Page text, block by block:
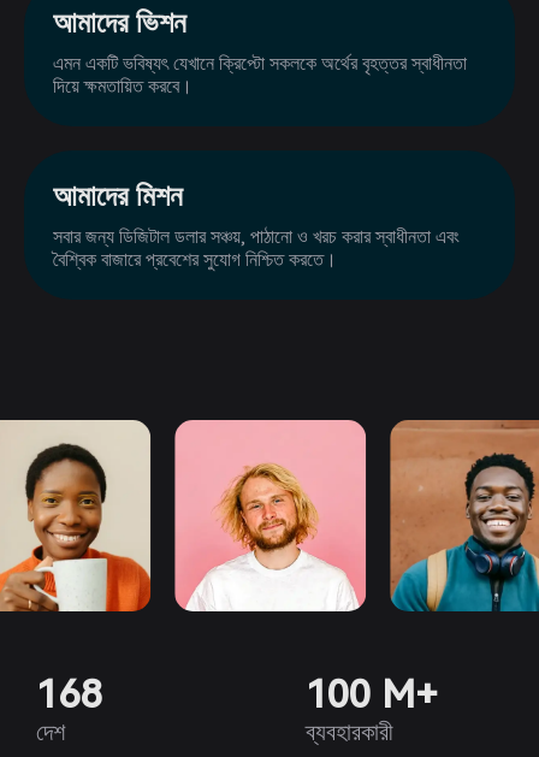
আমাদের ভিশন
এমন একটি ভবিষ্যৎ যেখানে ক্রিপ্টো সকলকে অর্থের বৃহত্তর স্বাধীনতা
দিয়ে ক্ষমতায়িত করবে।
আমাদের মিশন
সবার জন্য ডিজিটাল ডলার সঞ্চয়, পাঠানো ও খরচ করার স্বাধীনতা এবং
বৈশ্বিক বাজারে প্রবেশের সুযোগ নিশ্চিত করতে।
168
দেশ
100 M+
ব্যবহারকারী